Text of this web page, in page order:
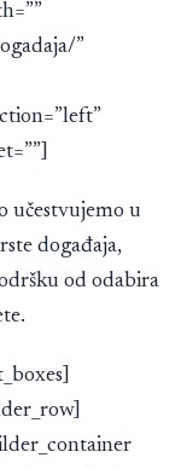
”
učestvujemo u
događaja,
od odabira